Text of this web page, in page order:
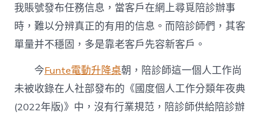
我賬號發布任務信息，當客戶在網上尋覓陪診辦事
時，難以分辨真正的有用的信息。而陪診師們，其客
單量并不穩固，多是靠老客戶先容新客戶。
今Funte電動升降桌朝，陪診師這一個人工作尚
未被收錄在人社部發布的《國度個人工作分類年夜典
(2022年版)》中，沒有行業規范，陪診師供給陪診辦